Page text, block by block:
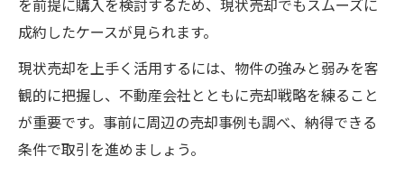
成約したケースが見られます。
現状売却を上手く活用するには、物件の強みと弱みを客
観的に把握し、不動産会社とともに売却戦略を練ること
が重要です。事前に周辺の売却事例も調べ、納得できる
条件で取引を進めましょう。